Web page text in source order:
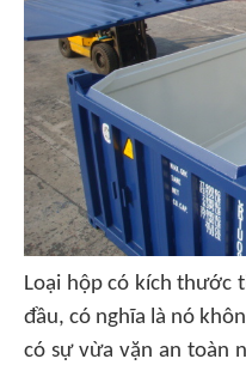
Loại hộp có kích thước
đầu, có nghĩa là nó
có sự vừa vặn an toàn